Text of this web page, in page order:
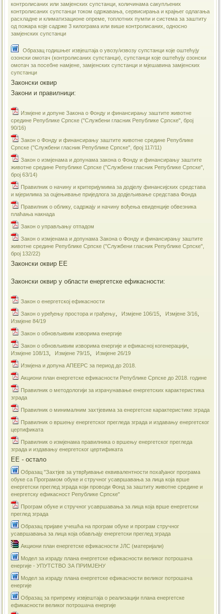
контролисаних или замјенских супстанци, количинама сакупљених
контролисаних супстанци током одржавања, сервисирања и крајњег одлагања
расхладне и климатизационе опреме, топлотних пумпи и система за заштиту
од пожара које садрже 3 килограма или више контролисаних, односно
замјенских супстанци
Образац годишњег извјештаја о увозу/извозу супстанци које оштећују
озонски омотач (контролисаних супстанци), супстанци које оштећују озонски
омотач за посебне намјене, замјенских супстанци и мјешавина замјенских
супстанци
Законски оквир
Закони и правилници:
Измјенe и допуне Закона о Фонду и финансирању заштите животне
средине Републике Српске ("Службени гласник Републике Српске", број
90/16)
Закон о Фонду и финансирању заштите животне средине Републике
Српске ("Службени гласник Републике Српске", број 117/11)
Закон о измјенама и допунама закона о Фонду и финансирању заштите
животне средине Републике Српске ("Службени гласник Републике Српске",
број 63/14)
Правилник о начину и критеријумима за додјелу финансијских средстава
и мјерилима за оцјењивање приједлога за додјељивање средстава Фонда
Правилник о облику, садржају и начину вођења евиденције обвезника
плаћања накнада
Закон о управљању отпадом
Закон о измјенама и допунама Закона о Фонду и финансирању заштите
животне средине Републике Српске ("Службени гласник Републике Српске",
број 132/22)
Законски оквир ЕЕ
Законски оквир у области енергетске ефикасности:
Закон о енергетској ефикасности
Закон о уређењу простора и грађењу, Измјене 106/15, Измјене 3/16,
Измјене 84/19
​Закон о обновљивим изворима енергије
​Закон о обновљивим изворима енергије и ефикасној когенерацији,
Измјене 108/13, Измјене 79/15, Измјене 26/19
Измјена и допуна АПЕЕРС за период до 2018.
Акциони план енергетске ефикасности Републике Српске до 2018. године
Правилник о методологији за израчунавање енергетских карактеристика
зграда
Правилник о минималним захтјевима за енергетске карактеристике зграда
Правилник о вршењу енергетског прегледа зграда и издавању енергетског
цертификата
Правилник о измјенама правилника о вршењу енергетског прегледа
зграда и издавању енергетског цертификата
ЕЕ - остало
Образац "Захтјев за утврђивање еквивалентности похађаног програма
обуке са Програмом обуке и стручног усавршавања за лица која врше
енергетски преглед зграда који проводи Фонд за заштиту животне средине и
енергетску ефикасност Републике Српске"
Програм обуке и стручног усавршавања за лица која врше енергетски
преглед зграда
Образац пријаве учешћа на програм обуке и програм стручног
усавршавања за лица која обављају енергетски преглед зграда
Акциони план енергетске ефикасности ЈЛС (материјали)
​Модел за израду плана енергетске ефикасности великог потрошача
енергије - УПУТСТВО ЗА ПРИМЈЕНУ
Модел за израду плана енергетске ефикасности великог потрошача
енергије
Образац за припрему извјештаја о реализацији плана енергетске
ефикасности великог потрошача енергије